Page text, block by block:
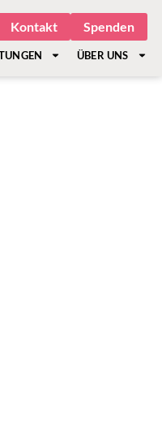
Kontakt Spenden
ÜBER UNS